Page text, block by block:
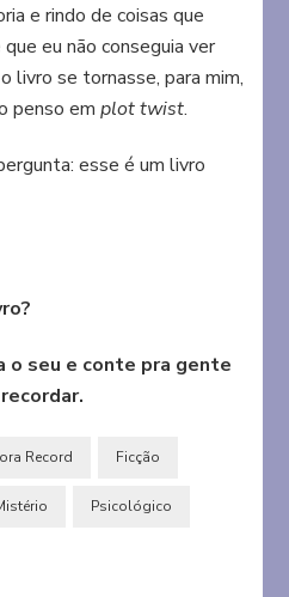
e rindo de coisas que
eu não conseguia ver
livro se tornasse, para mim,
penso emplot twist.
esse é um livro
o seu e conte pra gente
Record Ficção
Psicológico